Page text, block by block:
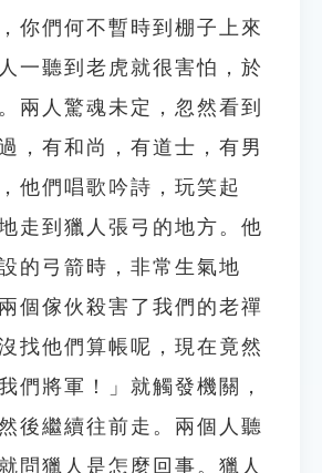
你們何不暫時到棚子上來
一聽到老虎就很害怕，於
兩人驚魂未定，忽然看到
，有和尚，有道士，有男
他們唱歌吟詩，玩笑起
走到獵人張弓的地方。他
的弓箭時，非常生氣地
個傢伙殺害了我們的老禪
找他們算帳呢，現在竟然
們將軍！」就觸發機關，
後繼續往前走。兩個人聽
問獵人是怎麼回事。獵人